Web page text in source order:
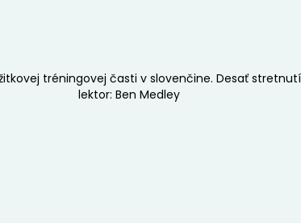
tréningovej časti v slovenčine. Desať
lektor: Ben Medley